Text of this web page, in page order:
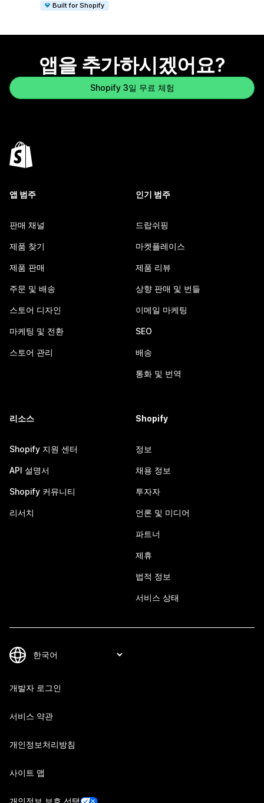
Built for Shopify
앱을 추가하시겠어요?
Shopify 3일 무료 체험
앱 범주
판매 채널
제품 찾기
제품 판매
주문 및 배송
스토어 디자인
마케팅 및 전환
스토어 관리
인기 범주
드랍쉬핑
마켓플레이스
제품 리뷰
상향 판매 및 번들
이메일 마케팅
SEO
배송
통화 및 번역
리소스
Shopify 지원 센터
API 설명서
Shopify 커뮤니티
리서치
Shopify
정보
채용 정보
투자자
언론 및 미디어
파트너
제휴
법적 정보
서비스 상태
개발자 로그인
서비스 약관
개인정보처리방침
사이트 맵